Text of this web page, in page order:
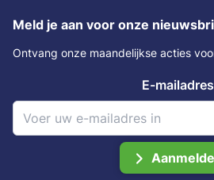
Meld je aan voor onze
Ontvang onze maandelijkse acties
E-mailadres